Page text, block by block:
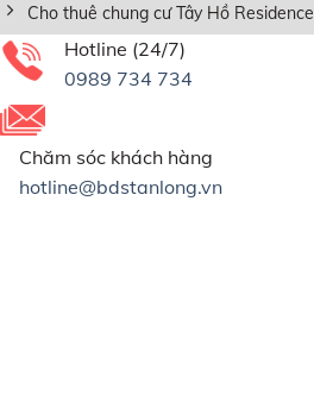
Cho thuê chung cư Tây Hồ Residence
Hotline (24/7)
0989 734 734
Chăm sóc khách hàng
hotline@bdstanlong.vn